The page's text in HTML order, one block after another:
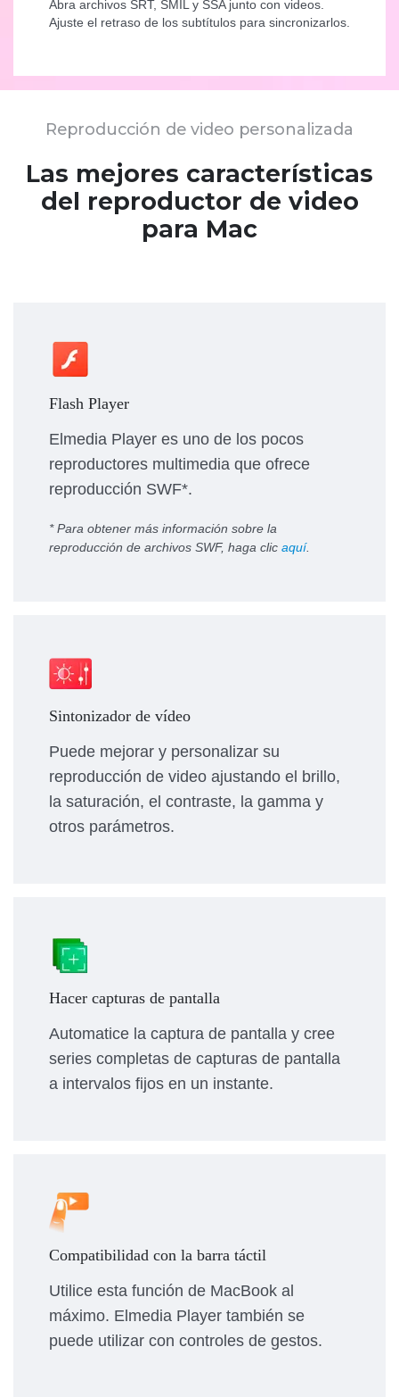
Abra archivos SRT, SMIL y SSA junto con videos.
Ajuste el retraso de los subtítulos para sincronizarlos.
Reproducción de video personalizada
Las mejores características
del reproductor de video
para Mac
Flash Player
Elmedia Player es uno de los pocos
reproductores multimedia que ofrece
reproducción SWF*.
* Para obtener más información sobre la
reproducción de archivos SWF, haga clic aquí.
Sintonizador de vídeo
Puede mejorar y personalizar su
reproducción de video ajustando el brillo,
la saturación, el contraste, la gamma y
otros parámetros.
Hacer capturas de pantalla
Automatice la captura de pantalla y cree
series completas de capturas de pantalla
a intervalos fijos en un instante.
Compatibilidad con la barra táctil
Utilice esta función de MacBook al
máximo. Elmedia Player también se
puede utilizar con controles de gestos.